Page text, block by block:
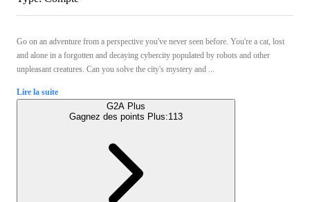
Go on an adventure from a perspective you've never seen before. You're a cat, lost
and alone in a forgotten and decaying cybercity populated by robots and other
unpleasant creatures. Can you solve the city's mystery and ...
Lire la suite
G2A Plus
Gagnez des points Plus:113